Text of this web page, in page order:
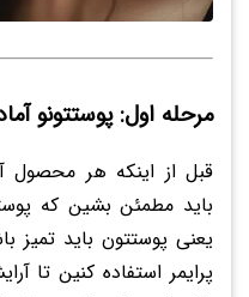
مرحله اول: پوستتونو
قبل از اینکه هر محصول
باید مطمئن بشین که
یعنی پوستتون باید
پرایمر استفاده کنین تا